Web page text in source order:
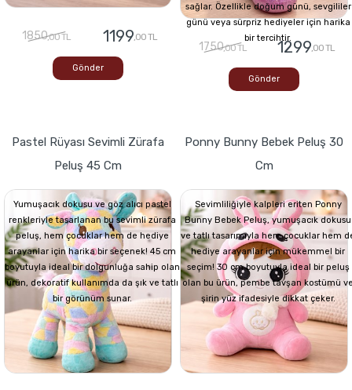
1850,00 TL 1199,00 TL
Gönder
sağlar. Özellikle doğum günü, sevgililer
günü veya sürpriz hediyeler için harika
bir tercihtir.
1750,00 TL 1299,00 TL
Gönder
Pastel Rüyası Sevimli Zürafa
Peluş 45 Cm
Yumuşacık dokusu ve göz alıcı pastel
renkleriyle tasarlanan bu sevimli zürafa
peluş, hem çocuklar hem de hediye
arayanlar için harika bir seçenek! 45 cm
boyutuyla ideal bir dolgunluğa sahip olan
ürün, dekoratif kullanımda da şık ve tatlı
bir görünüm sunar.
Ponny Bunny Bebek Peluş 30
Cm
Sevimliliğiyle kalpleri eriten Ponny
Bunny Bebek Peluş, yumuşacık dokusu
ve tatlı tasarımıyla hem çocuklar hem
hediye arayanlar için mükemmel bir
seçim! 30 cm boyutuyla ideal bir peluş
olan bu ürün, pembe tavşan kostümü
şirin yüz ifadesiyle dikkat çeker.